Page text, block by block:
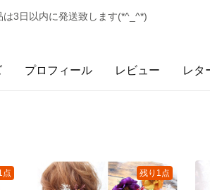
は3日以内に発送致します(*^_^*)
プロフィール レビュー レタ
点 残り1点